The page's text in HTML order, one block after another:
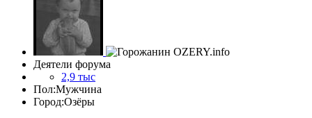
Деятели форума
2,9 тыс
Пол:Мужчина
Город:Озёры